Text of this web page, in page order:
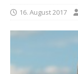
16. August 2017